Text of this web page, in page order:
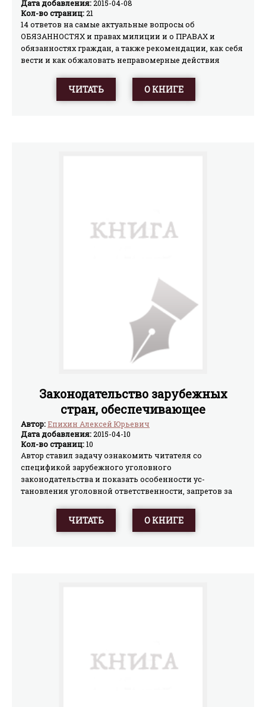
вопросы
Дата добавления:2015-04-08
Кол-во страниц:21
14 ответов на самые актуальные вопросы об
ОБЯЗАННОСТЯХ и правах милиции и о ПРАВАХ и
обязанностях граждан, а также рекомендации, как себя
вести и как обжаловать неправомерные действия
ЧИТАТЬ О КНИГЕ
Законодательство зарубежных
стран, обеспечивающее
безопасность участников
уголовного судопроизводств
Автор:Епихин Алексей Юрьевич
Дата добавления:2015-04-10
Кол-во страниц:10
Автор ставил задачу ознакомить читателя со
спецификой зару­бежного уголовного
законодательства и показать особенности ус­
тановления уголовной ответственности, запретов за
правосудия и связанных с расследованием или
судебным рассмотрением уголовных дел.Материалы
ЧИТАТЬ О КНИГЕ